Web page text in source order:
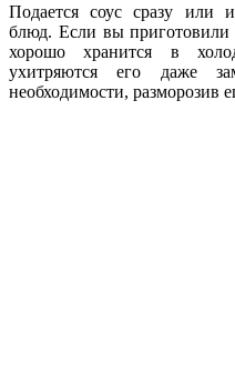
Подается соус сразу или
блюд. Если вы приготовили
хорошо хранится в
ухитряются его даже
необходимости, разморозив